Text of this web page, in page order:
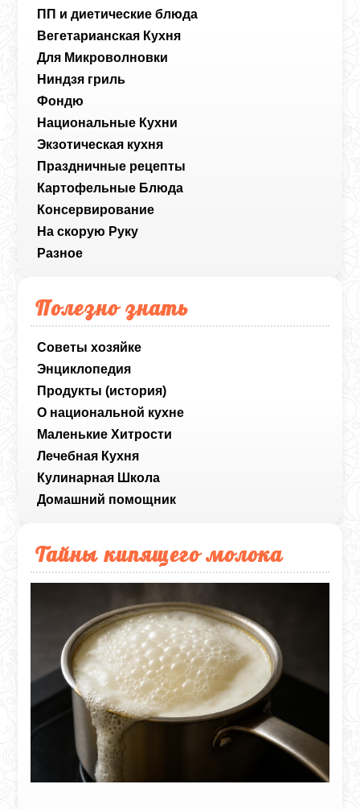
ПП и диетические блюда
Вегетарианская Кухня
Для Микроволновки
Ниндзя гриль
Фондю
Национальные Кухни
Экзотическая кухня
Праздничные рецепты
Картофельные Блюда
Консервирование
На скорую Руку
Разное
Полезно знать
Советы хозяйке
Энциклопедия
Продукты (история)
О национальной кухне
Маленькие Хитрости
Лечебная Кухня
Кулинарная Школа
Домашний помощник
Тайны кипящего молока